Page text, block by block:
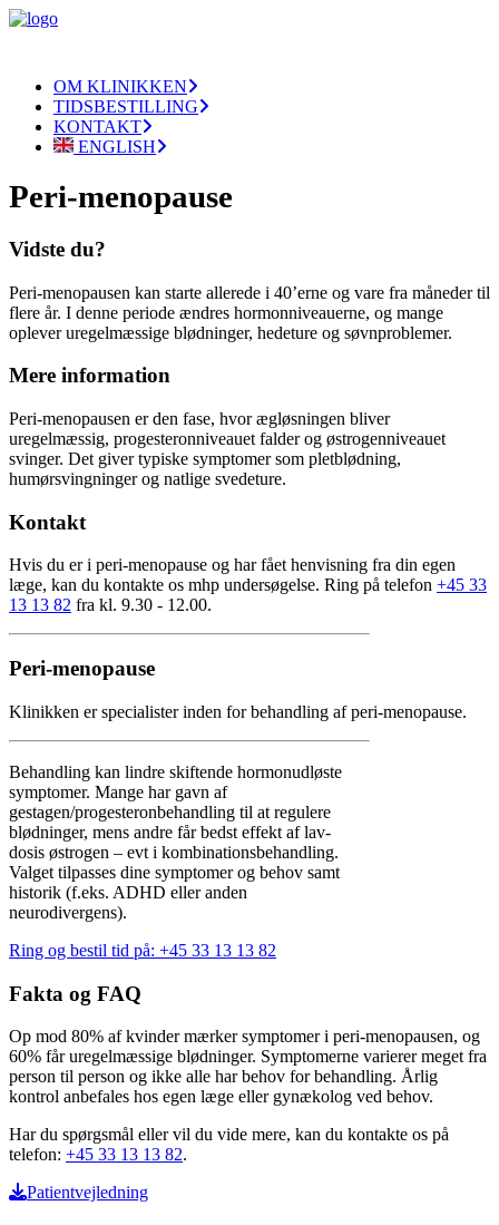
OM KLINIKKEN
TIDSBESTILLING
KONTAKT
ENGLISH
Peri-menopause
Vidste du?
Peri-menopausen kan starte allerede i 40’erne og vare fra måneder til
flere år. I denne periode ændres hormonniveauerne, og mange
oplever uregelmæssige blødninger, hedeture og søvnproblemer.
Mere information
Peri-menopausen er den fase, hvor ægløsningen bliver
uregelmæssig, progesteronniveauet falder og østrogenniveauet
svinger. Det giver typiske symptomer som pletblødning,
humørsvingninger og natlige svedeture.
Kontakt
Hvis du er i peri-menopause og har fået henvisning fra din egen
læge, kan du kontakte os mhp undersøgelse. Ring på telefon +45 33
13 13 82 fra kl. 9.30 - 12.00.
Peri-menopause
Klinikken er specialister inden for behandling af peri-menopause.
Behandling kan lindre skiftende hormonudløste
symptomer. Mange har gavn af
gestagen/progesteronbehandling til at regulere
blødninger, mens andre får bedst effekt af lav-
dosis østrogen – evt i kombinationsbehandling.
Valget tilpasses dine symptomer og behov samt
historik (f.eks. ADHD eller anden
neurodivergens).
Ring og bestil tid på: +45 33 13 13 82
Fakta og FAQ
Op mod 80% af kvinder mærker symptomer i peri-menopausen, og
60% får uregelmæssige blødninger. Symptomerne varierer meget fra
person til person og ikke alle har behov for behandling. Årlig
kontrol anbefales hos egen læge eller gynækolog ved behov.
Har du spørgsmål eller vil du vide mere, kan du kontakte os på
telefon: +45 33 13 13 82.
Patientvejledning